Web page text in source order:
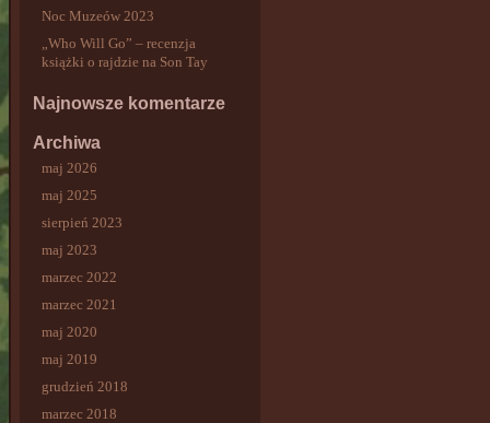
Noc Muzeów 2023
„Who Will Go” – recenzja
książki o rajdzie na Son Tay
Najnowsze komentarze
Archiwa
maj 2026
maj 2025
sierpień 2023
maj 2023
marzec 2022
marzec 2021
maj 2020
maj 2019
grudzień 2018
marzec 2018